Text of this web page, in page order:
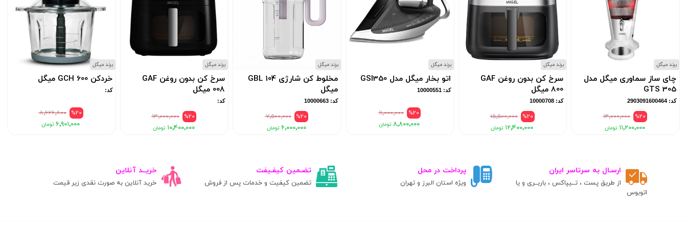
برند میگل
چای ساز سماوری میگل مدل
GTS 305
کد: 2903091600464
%20 ۱۴٬۰۰۰٬۰۰۰
۱۱٬۲۰۰٬۰۰۰
برند میگل
سرخ کن بدون روغن GAF
800 میگل
کد: 10000708
%20 ۱۵٬۵۰۰٬۰۰۰
۱۲٬۴۰۰٬۰۰۰
برند میگل
اتو بخار میگل مدل GSI350
کد: 10000551
%20 ۱۱٬۰۰۰٬۰۰۰
۸٬۸۰۰٬۰۰۰
برند میگل
مخلوط کن شارژی GBL 104
میگل
کد: 10000663
%20 ۷٬۵۰۰٬۰۰۰
۶٬۰۰۰٬۰۰۰
برند میگل
سرخ کن بدون روغن GAF
008 میگل
کد:
%20 ۱۳٬۰۰۰٬۰۰۰
۱۰٬۴۰۰٬۰۰۰
برند میگل
خردکن GCH 600 میگل
کد:
%20 ۸٬۶۲۶٬۸۰۰
۶٬۹۰۱٬۰۰۰
ارسـال به سرتاسر ایران
از طریق پست ، تــیپاکس ، باربــری و یا
اتوبوس
پرداخت در محل
ویژه استان البرز و تهران
تضـمین کیفـیفت
تضمین کیفیت و خدمات پس از فروش
خریــد آنلاین
خرید آنلاین به صورت نقدی زیر قیمت